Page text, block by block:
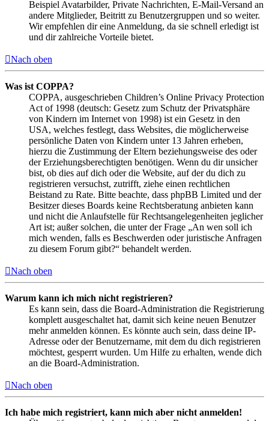
Beispiel Avatarbilder, Private Nachrichten, E-Mail-Versand an
andere Mitglieder, Beitritt zu Benutzergruppen und so weiter.
Wir empfehlen dir eine Anmeldung, da sie schnell erledigt ist
und dir zahlreiche Vorteile bietet.
Nach oben
Was ist COPPA?
COPPA, ausgeschrieben Children’s Online Privacy Protection
Act of 1998 (deutsch: Gesetz zum Schutz der Privatsphäre
von Kindern im Internet von 1998) ist ein Gesetz in den
USA, welches festlegt, dass Websites, die möglicherweise
persönliche Daten von Kindern unter 13 Jahren erheben,
hierzu die Zustimmung der Eltern beziehungsweise des oder
der Erziehungsberechtigten benötigen. Wenn du dir unsicher
bist, ob dies auf dich oder die Website, auf der du dich zu
registrieren versuchst, zutrifft, ziehe einen rechtlichen
Beistand zu Rate. Bitte beachte, dass phpBB Limited und der
Besitzer dieses Boards keine Rechtsberatung anbieten kann
und nicht die Anlaufstelle für Rechtsangelegenheiten jeglicher
Art ist; außer solchen, die unter der Frage „An wen soll ich
mich wenden, falls es Beschwerden oder juristische Anfragen
zu diesem Forum gibt?“ behandelt werden.
Nach oben
Warum kann ich mich nicht registrieren?
Es kann sein, dass die Board-Administration die Registrierung
komplett ausgeschaltet hat, damit sich keine neuen Benutzer
mehr anmelden können. Es könnte auch sein, dass deine IP-
Adresse oder der Benutzername, mit dem du dich registrieren
möchtest, gesperrt wurden. Um Hilfe zu erhalten, wende dich
an die Board-Administration.
Nach oben
Ich habe mich registriert, kann mich aber nicht anmelden!